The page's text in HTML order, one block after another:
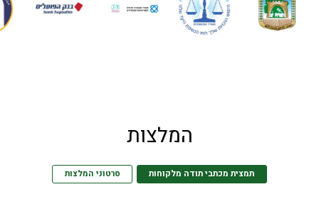
המלצות
תמצית מכתבי תודה מלקוחות סרטוני המלצות